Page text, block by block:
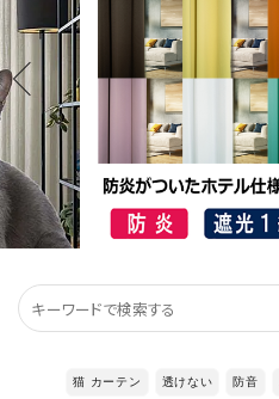
猫 カーテン 透けない 防音